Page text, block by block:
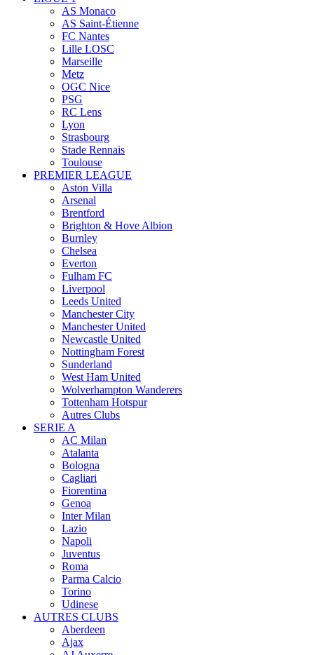
AS Monaco
AS Saint-Étienne
FC Nantes
Lille LOSC
Marseille
Metz
OGC Nice
PSG
RC Lens
Lyon
Strasbourg
Stade Rennais
Toulouse
PREMIER LEAGUE
Aston Villa
Arsenal
Brentford
Brighton & Hove Albion
Burnley
Chelsea
Everton
Fulham FC
Liverpool
Leeds United
Manchester City
Manchester United
Newcastle United
Nottingham Forest
Sunderland
West Ham United
Wolverhampton Wanderers
Tottenham Hotspur
Autres Clubs
SERIE A
AC Milan
Atalanta
Bologna
Cagliari
Fiorentina
Genoa
Inter Milan
Lazio
Napoli
Juventus
Roma
Parma Calcio
Torino
Udinese
AUTRES CLUBS
Aberdeen
Ajax